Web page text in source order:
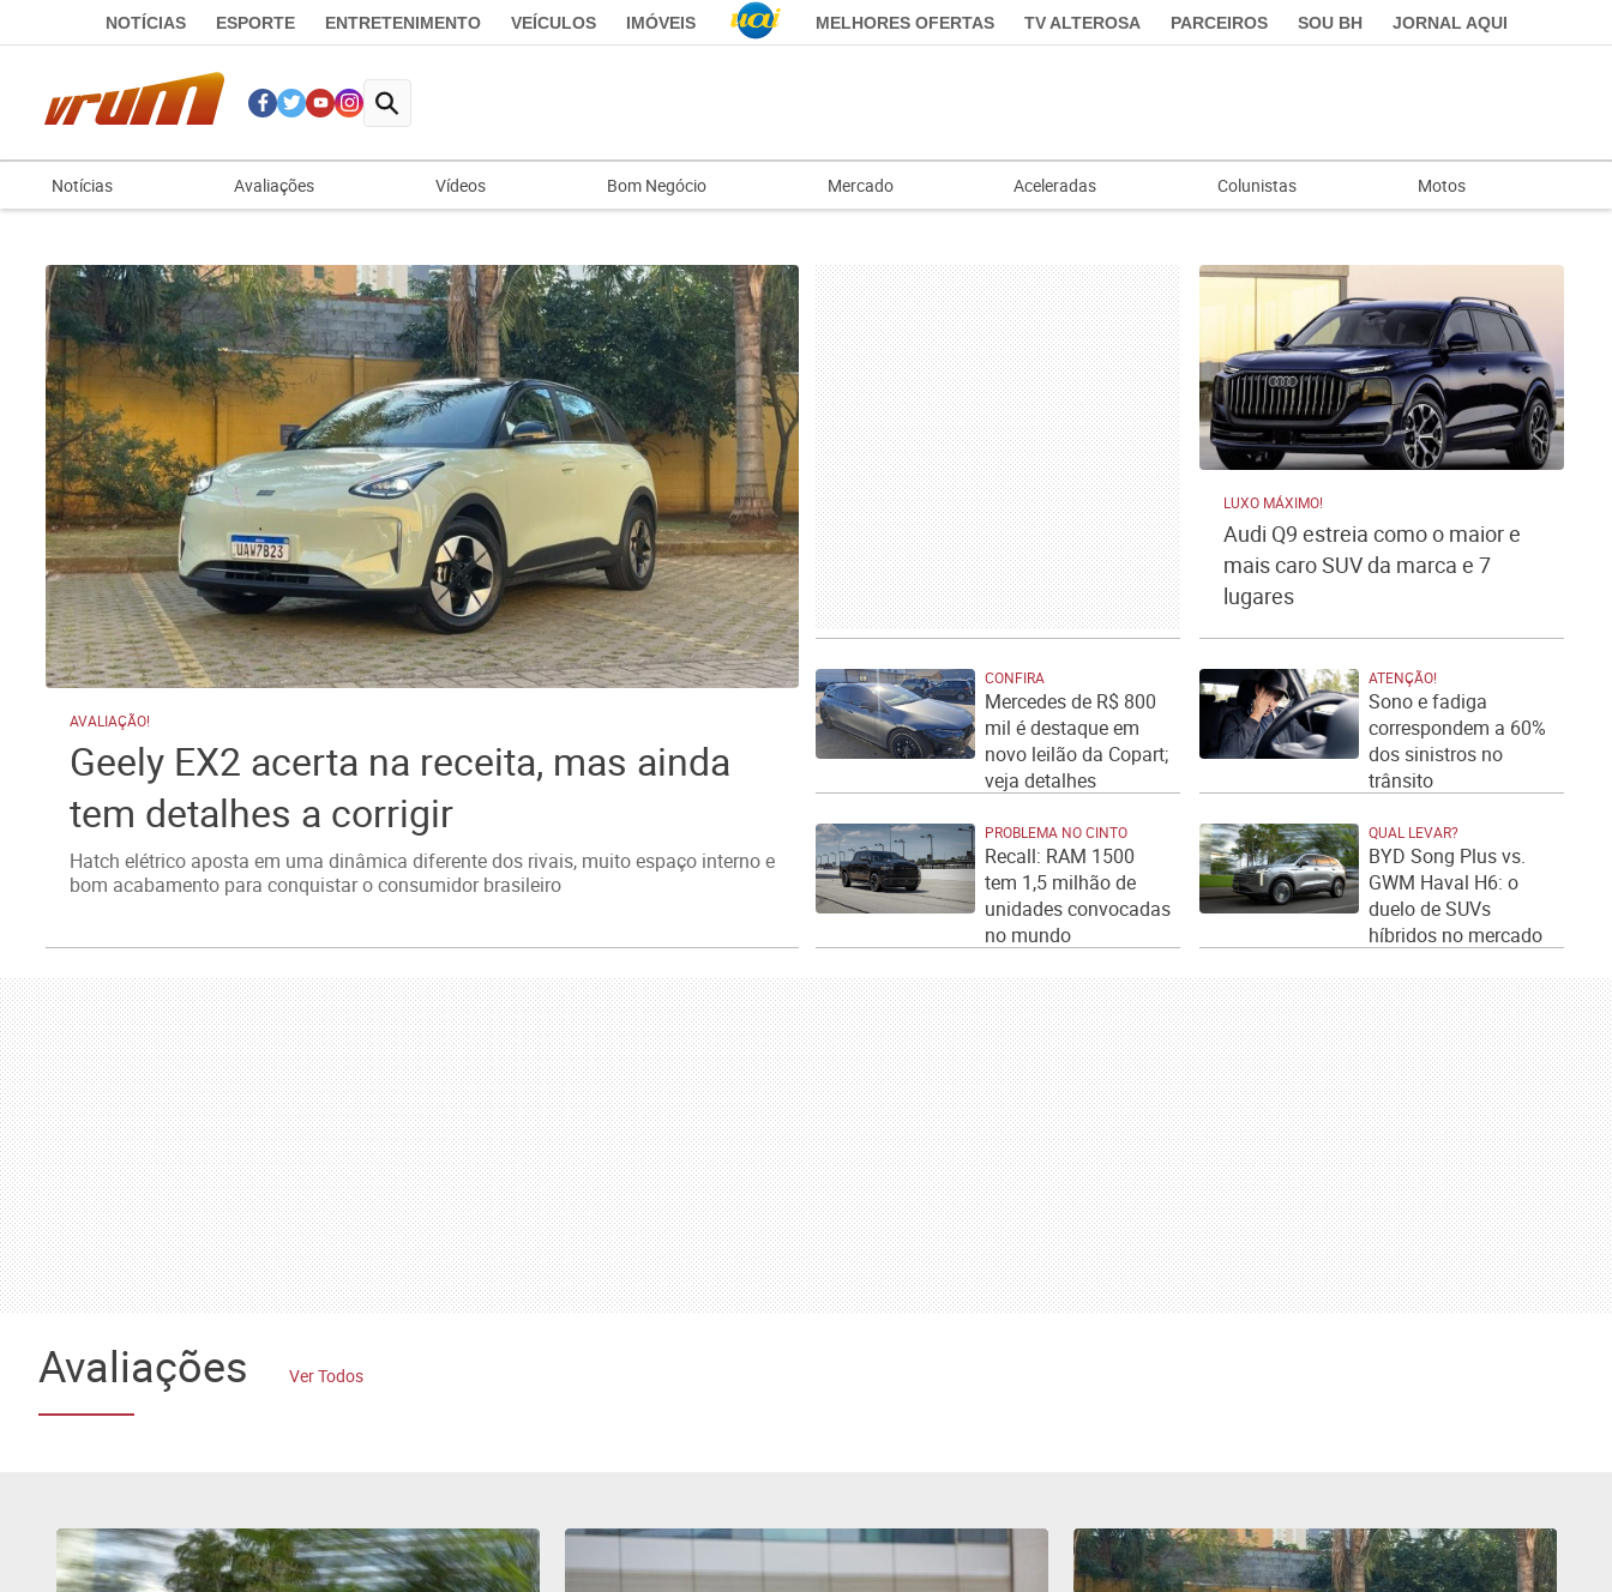
NOTÍCIAS ESPORTE ENTRETENIMENTO VEÍCULOS IMÓVEIS MELHORES OFERTAS TV ALTEROSA PARCEIROS SOU BH JORNAL AQUI
Notícias Avaliações Vídeos Bom Negócio Mercado Aceleradas Colunistas Motos
AVALIAÇÃO!
Geely EX2 acerta na receita, mas ainda
tem detalhes a corrigir
Hatch elétrico aposta em uma dinâmica diferente dos rivais, muito espaço interno e
bom acabamento para conquistar o consumidor brasileiro
LUXO MÁXIMO!
Audi Q9 estreia como o maior e
mais caro SUV da marca e 7
lugares
CONFIRA
Mercedes de R$ 800
mil é destaque em
novo leilão da Copart;
veja detalhes
ATENÇÃO!
Sono e fadiga
correspondem a 60%
dos sinistros no
trânsito
PROBLEMA NO CINTO
Recall: RAM 1500
tem 1,5 milhão de
unidades convocadas
no mundo
QUAL LEVAR?
BYD Song Plus vs.
GWM Haval H6: o
duelo de SUVs
híbridos no mercado
Avaliações Ver Todos